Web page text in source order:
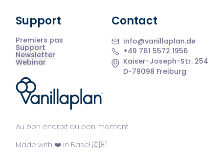
®
Au bon endroit au bon moment
Made with ❤️ in Basel 🇨🇭
Support
Premiers pas
Support
Newsletter
Webinar
Contact
info@vanillaplan.de
+49 761 5572 1956
Kaiser-Joseph-Str. 254
D-79098 Freiburg